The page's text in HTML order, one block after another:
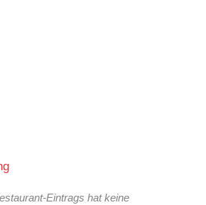
Eintrags hat keine